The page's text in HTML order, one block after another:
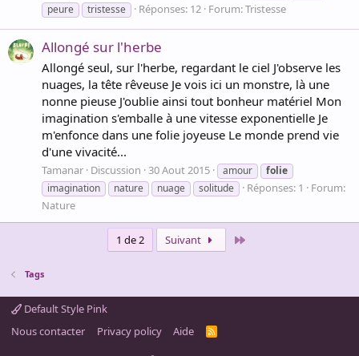
peure
tristesse Réponses: 12 Forum:Tristesse
Allongé sur l'herbe
Allongé seul, sur l'herbe, regardant le ciel J'observe les
nuages, la tête rêveuse Je vois ici un monstre, là une
nonne pieuse J'oublie ainsi tout bonheur matériel Mon
imagination s'emballe à une vitesse exponentielle Je
m'enfonce dans une folie joyeuse Le monde prend vie
d'une vivacité...
Tamanar Discussion 30 Aout 2015 amour
folie
imagination
nature nuage solitude Réponses: 1
Forum:
Nature
1 de 2 Suivant
Tags
Default Style Pink
Nous contacter
Privacy policy Aide
R